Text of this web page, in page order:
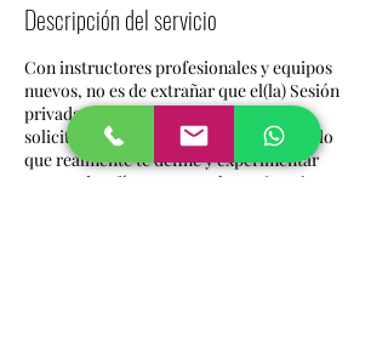
Descripción del servicio
Con instructores profesionales y equipos
nuevos, no es de extrañar que el(la) Sesión
privada de entrenamiento sea tan
solicitado(a). Prepárate para encontrar lo
que realmente te define y experimentar
nuevos desafíos. ¡Reserva hoy mismo!